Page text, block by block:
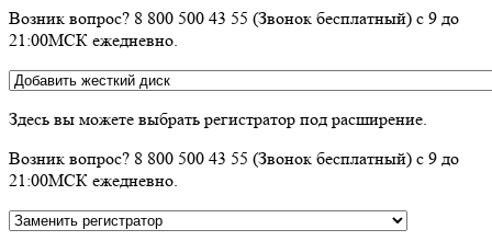
Возник вопрос? 8 800 500 43 55 (Звонок бесплатный) с 9 до
21:00МСК ежедневно.
Здесь вы можете выбрать регистратор под расширение.
Возник вопрос? 8 800 500 43 55 (Звонок бесплатный) с 9 до
21:00МСК ежедневно.